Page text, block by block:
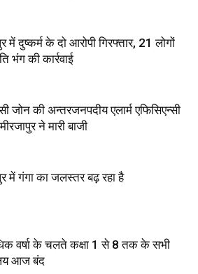
में दुष्कर्म के दो आरोपी गिरफ्तार, 21 लोगों
भंग की कार्रवाई
जोन की अन्तरजनपदीय एलार्म एफिसिएन्सी
ने मारी बाजी
में गंगा का जलस्तर बढ़ रहा है
वर्षा के चलते कक्षा 1 से 8 तक के सभी
आज बंद